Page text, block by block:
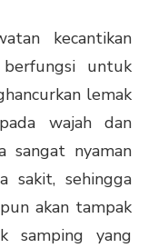
kecantikan
untuk
lemak
wajah dan
sangat nyaman
sakit, sehingga
akan tampak
samping yang